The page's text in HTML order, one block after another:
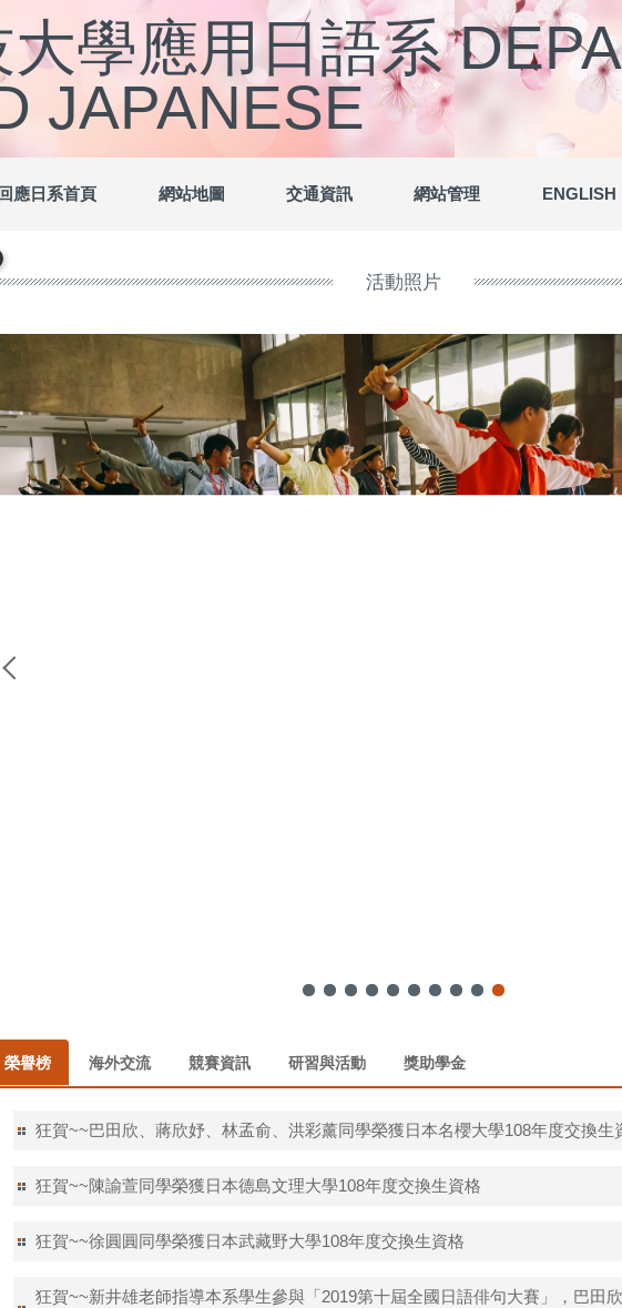
學應用日語系
JAPANESE
回應日系首頁 網站地圖 交通資訊 網站管理 ENGLISH
活動照片
榮譽榜 海外交流 競賽資訊 研習與活動 獎助學金
狂賀~~巴田欣、蔣欣妤、林孟俞、洪彩薰同學榮獲日本名櫻大學108年度交換生
狂賀~~陳諭萱同學榮獲日本德島文理大學108年度交換生資格
狂賀~~徐圓圓同學榮獲日本武藏野大學108年度交換生資格
狂賀~~新井雄老師指導本系學生參與「2019第十屆全國日語俳句大賽」，巴田